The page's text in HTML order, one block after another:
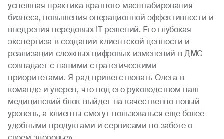
успешная практика кратного масштабирования
бизнеса, повышения операционной эффективности и
внедрения передовых IT-решений. Его глубокая
экспертиза в создании клиентской ценности и
реализации сложных цифровых изменений в ДМС
совпадает с нашими стратегическими
приоритетами. Я рад приветствовать Олега в
команде и уверен, что под его руководством наш
медицинский блок выйдет на качественно новый
уровень, а клиенты смогут пользоваться еще более
удобными продуктами и сервисами по заботе о